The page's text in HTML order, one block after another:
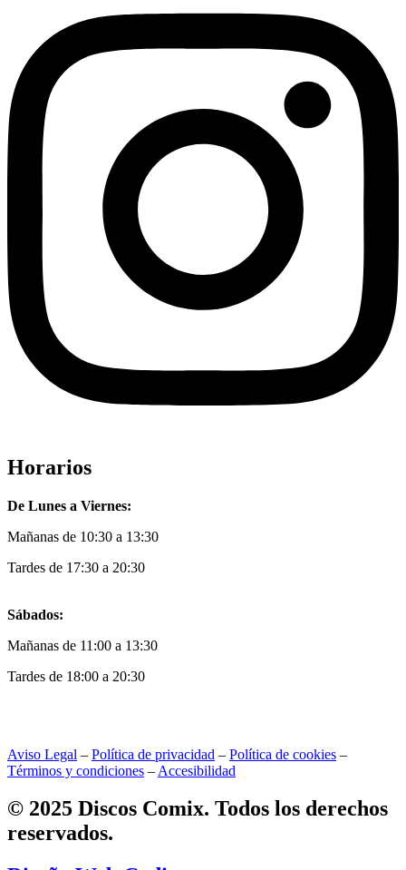
Horarios
De Lunes a Viernes:
Mañanas de 10:30 a 13:30
Tardes de 17:30 a 20:30
Sábados:
Mañanas de 11:00 a 13:30
Tardes de 18:00 a 20:30
Aviso Legal – Política de privacidad – Política de cookies –
Términos y condiciones – Accesibilidad
© 2025 Discos Comix. Todos los derechos
reservados.